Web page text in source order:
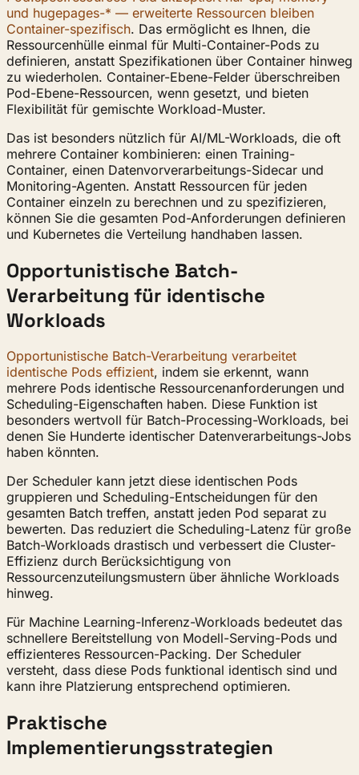
und hugepages-* — erweiterte Ressourcen bleiben
Container-spezifisch. Das ermöglicht es Ihnen, die
Ressourcenhülle einmal für Multi-Container-Pods zu
definieren, anstatt Spezifikationen über Container hinweg
zu wiederholen. Container-Ebene-Felder überschreiben
Pod-Ebene-Ressourcen, wenn gesetzt, und bieten
Flexibilität für gemischte Workload-Muster.
Das ist besonders nützlich für AI/ML-Workloads, die oft
mehrere Container kombinieren: einen Training-
Container, einen Datenvorverarbeitungs-Sidecar und
Monitoring-Agenten. Anstatt Ressourcen für jeden
Container einzeln zu berechnen und zu spezifizieren,
können Sie die gesamten Pod-Anforderungen definieren
und Kubernetes die Verteilung handhaben lassen.
Opportunistische Batch-
Verarbeitung für identische
Workloads
Opportunistische Batch-Verarbeitung verarbeitet
identische Pods effizient, indem sie erkennt, wann
mehrere Pods identische Ressourcenanforderungen und
Scheduling-Eigenschaften haben. Diese Funktion ist
besonders wertvoll für Batch-Processing-Workloads, bei
denen Sie Hunderte identischer Datenverarbeitungs-Jobs
haben könnten.
Der Scheduler kann jetzt diese identischen Pods
gruppieren und Scheduling-Entscheidungen für den
gesamten Batch treffen, anstatt jeden Pod separat zu
bewerten. Das reduziert die Scheduling-Latenz für große
Batch-Workloads drastisch und verbessert die Cluster-
Effizienz durch Berücksichtigung von
Ressourcenzuteilungsmustern über ähnliche Workloads
hinweg.
Für Machine Learning-Inferenz-Workloads bedeutet das
schnellere Bereitstellung von Modell-Serving-Pods und
effizienteres Ressourcen-Packing. Der Scheduler
versteht, dass diese Pods funktional identisch sind und
kann ihre Platzierung entsprechend optimieren.
Praktische
Implementierungsstrategien